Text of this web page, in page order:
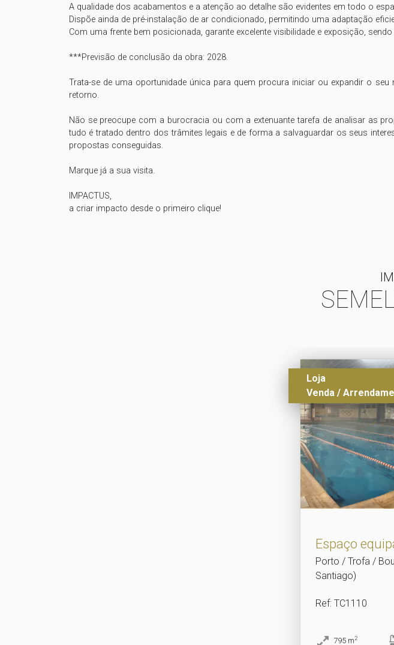
A qualidade dos acabamentos e a atenção ao detalhe são evidentes em todo o
Dispõe ainda de pré-instalação de ar condicionado, permitindo uma adaptação
Com uma frente bem posicionada, garante excelente visibilidade e exposição,
***Previsão de conclusão da obra: 2028.
Trata-se de uma oportunidade única para quem procura iniciar ou expandir o
retorno.
Não se preocupe com a burocracia ou com a extenuante tarefa de analisar as
tudo é tratado dentro dos trâmites legais e de forma a salvaguardar os seus
propostas conseguidas.
Marque já a sua visita.
IMPACTUS,
a criar impacto desde o primeiro clique!
Loja
Venda /
Espaço
Porto / Trofa /
Santiago)
Ref: TC1110
795 m2